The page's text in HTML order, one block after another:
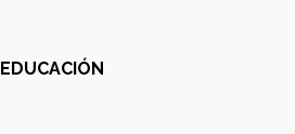
EDUCACIÓN